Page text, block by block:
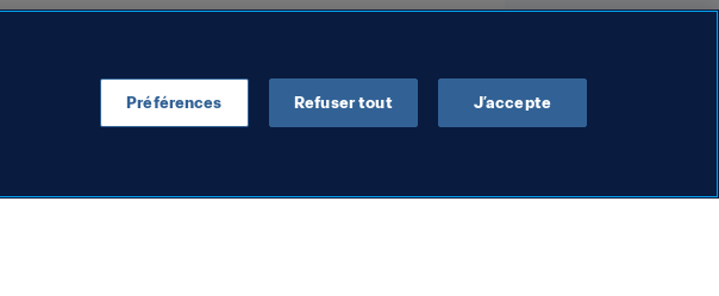
Préférences Refuser tout J’accepte